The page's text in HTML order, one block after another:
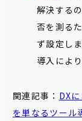
解決する
否を測る
ず設定し
導入によ
関連記事： DX
を単なるツール